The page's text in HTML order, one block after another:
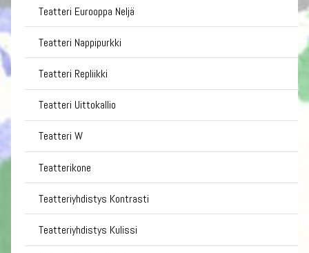
Teatteri Eurooppa Neljä
Teatteri Nappipurkki
Teatteri Repliikki
Teatteri Uittokallio
Teatteri W
Teatterikone
Teatteriyhdistys Kontrasti
Teatteriyhdistys Kulissi